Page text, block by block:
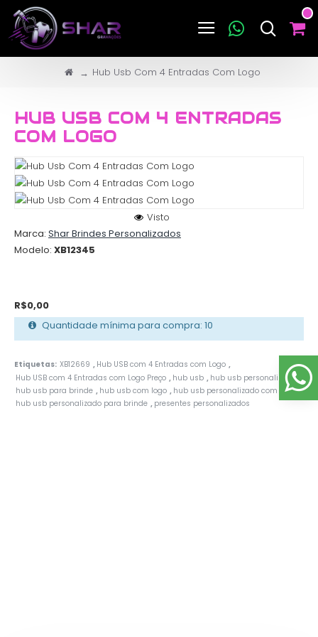
Hub Usb Com 4 Entradas Com Logo
HUB USB COM 4 ENTRADAS
COM LOGO
Marca: Shar Brindes Personalizados
Modelo: XB12345
Visto
R$0,00
Quantidade mínima para compra: 10
Etiquetas: XB12669 , Hub USB com 4 Entradas com Logo ,
Hub USB com 4 Entradas com Logo Preço , hub usb , hub usb personalizado ,
hub usb para brinde , hub usb com logo , hub usb personalizado com logo ,
hub usb personalizado para brinde , presentes personalizados